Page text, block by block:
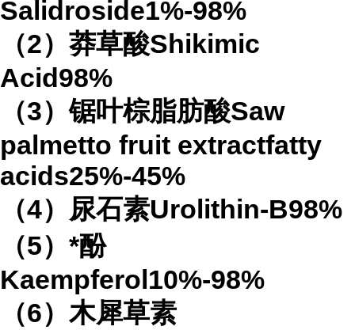
Salidroside1%-98%
（2）莽草酸Shikimic
Acid98%
（3）锯叶棕脂肪酸Saw
palmetto fruit extractfatty
acids25%-45%
（4）尿石素Urolithin-B98%
（5）*酚
Kaempferol10%-98%
（6）木犀草素